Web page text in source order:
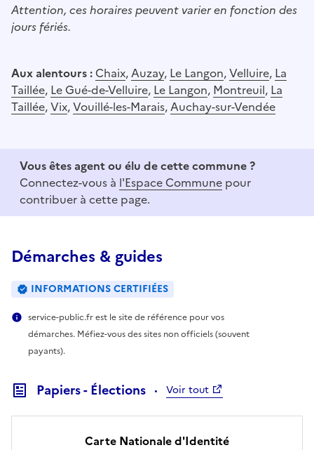
Attention, ces horaires peuvent varier en fonction des
jours fériés.
Aux alentours : Chaix,Auzay, Le Langon,Velluire, La
Taillée, Le Gué-de-Velluire, Le Langon, Montreuil, La
Taillée,Vix,Vouillé-les-Marais,Auchay-sur-Vendée
Vous êtes agent ou élu de cette commune ?
Connectez-vous à l'Espace Commune pour
contribuer à cette page.
Démarches & guides
INFORMATIONS CERTIFIÉES
service-public.fr est le site de référence pour vos
démarches. Méfiez-vous des sites non officiels (souvent
payants).
Papiers - Élections Voir tout
Carte Nationale d'Identité